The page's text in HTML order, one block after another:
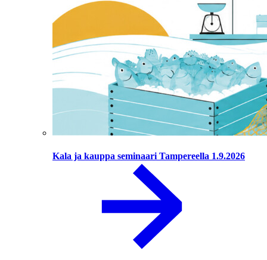
Kala ja kauppa seminaari Tampereella 1.9.2026